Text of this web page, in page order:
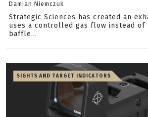
Damian Niemczuk
Strategic Sciences has created an
uses a controlled gas flow instead of
baffle...
SIGHTS AND TARGET INDICATORS